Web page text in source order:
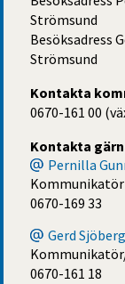
Strömsund
Besöksadress
Strömsund
Kontakta
0670-161 00
Kontakta
Pernilla
Kommunikatör
0670-169 33
Gerd Sjöberg
0670-161 18